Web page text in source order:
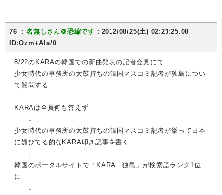
76 ：名無しさん＠恐縮です ：2012/08/25(土) 02:23:25.08
ID:Ozm+AIa/0
8/22のKARAの韓国での新曲発表の記者会見にて
少女時代の事務所の太鼓持ちの韓国マスコミ記者が独島につい
て質問する
↓
KARAは全員何も答えず
↓
少女時代の事務所の太鼓持ちの韓国マスコミ記者が挙って日本
に媚びてる的なKARA叩き記事を書く
↓
韓国のポータルサイトで「KARA 独島」が検索語ランク1位
に
↓